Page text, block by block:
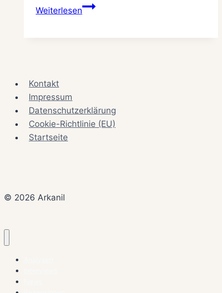
WeiterlesenUngespielte
Kontakt
Impressum
Datenschutzerklärung
Cookie-Richtlinie (EU)
Startseite
© 2026 Arkanil